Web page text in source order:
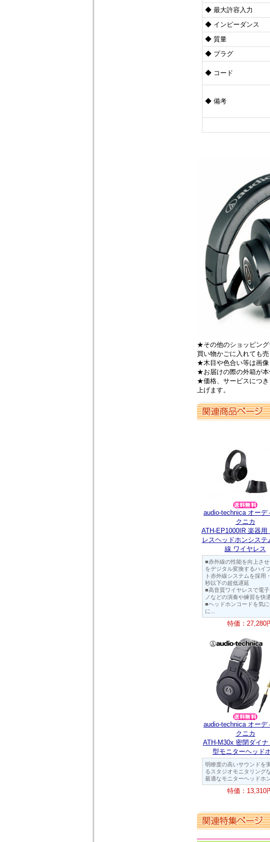
◆ 最大許容入力
◆ インピーダンス
◆ 質量
◆ プラグ
◆ コード
◆ 備考
★その他のショッピング
買い物かごに入れても
★木目や色合い等は画像
★お届けの際の外箱が本
★価格、サービスにつき
上げます。
audio-technica オーデ
クニカ
ATH-EP1000IR 楽器用
レスヘッドホンシステ
線 ワイヤレス
■赤外線の性能を向上さ
をデジタル変換するハイ
ト赤外線システムを採用
秒以下の超低遅延
■高音質ワイヤレスで電子
ノなどの演奏や練習を快
■ヘッドホンコードを気
に...
特価：27,280
audio-technica オーデ
クニカ
ATH-M30x 密閉ダイナ
型モニターヘッド
明瞭度の高いサウンドを
るスタジオモニタリング
最適なモニターヘッドホ
特価：13,310